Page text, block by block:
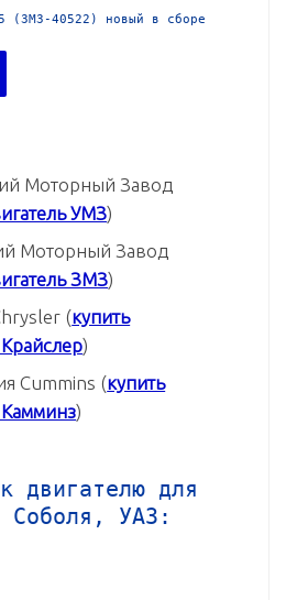
(ЗМЗ-40522) новый в сборе
Моторный Завод
УМЗ)
Моторный Завод
ЗМЗ)
(купить
)
Cummins (купить
Камминз)
двигателю для
Соболя, УАЗ: